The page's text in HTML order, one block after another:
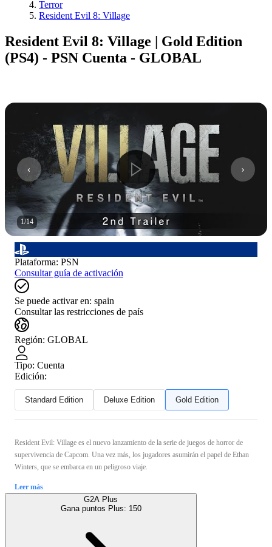
Terror
Resident Evil 8: Village
Resident Evil 8: Village | Gold Edition
(PS4) - PSN Cuenta - GLOBAL
1/14
Plataforma: PSN
Consultar guía de activación
Se puede activar en: spain
Consultar las restricciones de país
Región: GLOBAL
Tipo: Cuenta
Edición:
Standard Edition Deluxe Edition Gold Edition
Resident Evil: Village es el nuevo lanzamiento de la serie de juegos de horror de
supervivencia de Capcom. Una vez más, los jugadores asumirán el papel de Ethan
Winters, que se embarca en un peligroso viaje.
Leer más
G2A Plus
Gana puntos Plus: 150